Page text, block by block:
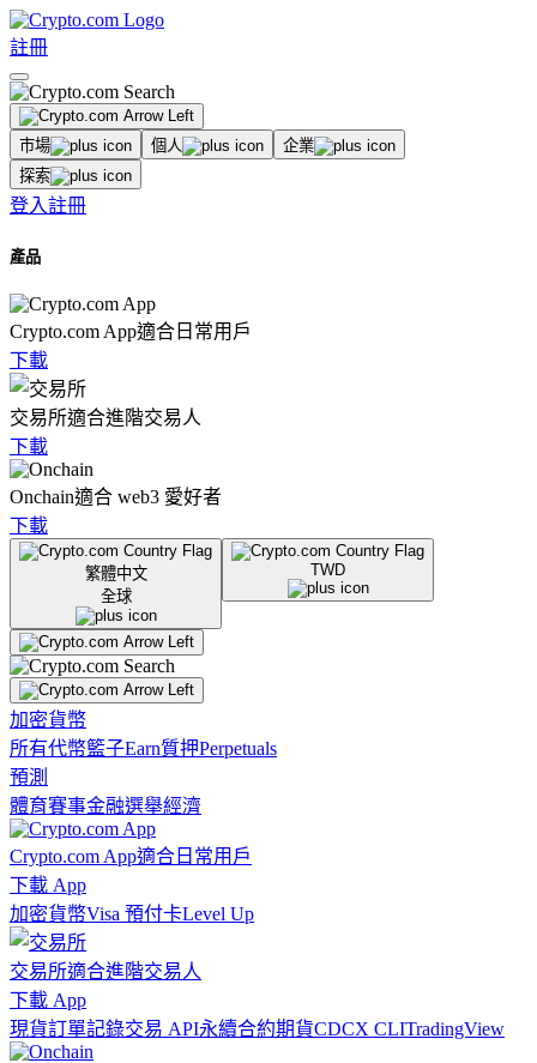
註冊
市場 個人
企業
探索
登入註冊
產品
Crypto.com App適合日常用戶
下載
交易所適合進階交易人
下載
Onchain適合 web3 愛好者
下載
繁體中文
全球
TWD
加密貨幣
所有代幣籃子Earn質押Perpetuals
預測
體育賽事金融選舉經濟
Crypto.com App適合日常用戶
下載 App
加密貨幣Visa 預付卡Level Up
交易所適合進階交易人
下載 App
現貨訂單記錄交易 API永續合約期貨CDCX CLITradingView